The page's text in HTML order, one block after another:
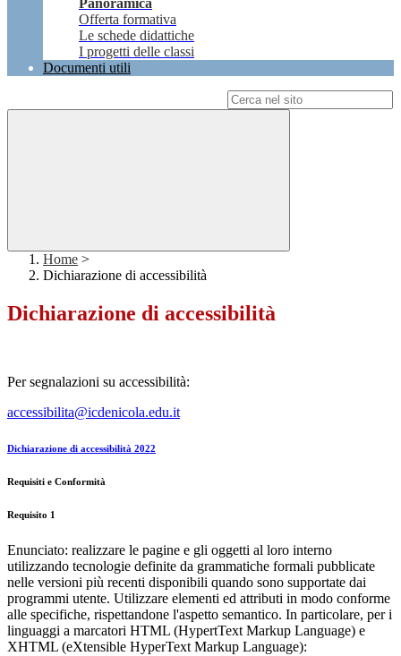
Panoramica
Offerta formativa
Le schede didattiche
I progetti delle classi
Documenti utili
Home >
Dichiarazione di accessibilità
Dichiarazione di accessibilità
Per segnalazioni su accessibilità:
accessibilita@icdenicola.edu.it
Dichiarazione di accessibilità 2022
Requisiti e Conformità
Requisito 1
Enunciato: realizzare le pagine e gli oggetti al loro interno
utilizzando tecnologie definite da grammatiche formali pubblicate
nelle versioni più recenti disponibili quando sono supportate dai
programmi utente. Utilizzare elementi ed attributi in modo conforme
alle specifiche, rispettandone l'aspetto semantico. In particolare, per i
linguaggi a marcatori HTML (HypertText Markup Language) e
XHTML (eXtensible HyperText Markup Language):